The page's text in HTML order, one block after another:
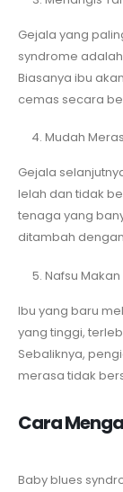
Gejala yang
syndrome
Biasanya ibu
cemas secara
Mudah
Gejala
lelah dan tidak
tenaga yang
ditambah
Nafsu
Ibu yang baru
yang tinggi,
Sebaliknya,
merasa tidak
Cara
Baby blues